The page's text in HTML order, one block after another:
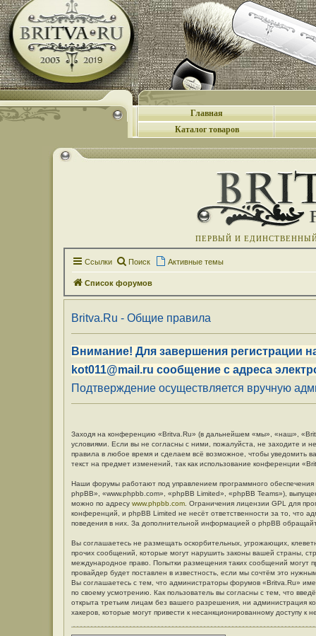
Главная
Каталог товаров
ПЕРВЫЙ И
Ссылки Поиск Активные темы
Список форумов
Britva.Ru - Общие правила
Внимание! Для завершения регистрации
kot011@mail.ru сообщение с адреса
Подтверждение осуществляется вручную
Заходя на конференцию «Britva.Ru» (в дальнейшем «мы», «наш»,
условиями. Если вы не согласны с ними, пожалуйста, не заходите и
правила в любое время и сделаем всё возможное, чтобы уведомить
текст на предмет изменений, так как использование конференции
Наши форумы работают под управлением программного
phpBB», «www.phpbb.com», «phpBB Limited», «phpBB Teams»),
можно по адресу www.phpbb.com . Ограничения лицензии GPL для
конференций, и phpBB Limited не несёт ответственности за то, что
поведения в них. За дополнительной информацией о phpBB
Вы соглашаетесь не размещать оскорбительных, угрожающих,
прочих сообщений, которые могут нарушить законы вашей страны,
международное право. Попытки размещения таких сообщений
провайдер будет поставлен в известность, если мы сочтём это
Вы соглашаетесь с тем, что администраторы форумов «Britva.Ru»
по своему усмотрению. Как пользователь вы согласны с тем, что
открыта третьим лицам без вашего разрешения, ни администрация
хакеров, которые могут привести к несанкционированному доступу к